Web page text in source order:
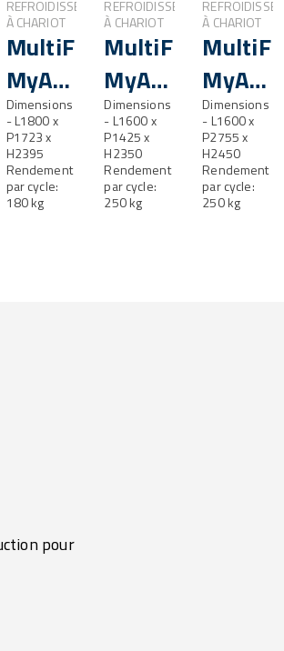
REFROIDISSEMENT
À CHARIOT
MultiFresh®
MyA
MultiFresh®
MyA
180.2
L
Dimensions
- L1800 x
P1723 x
H2395
Rendement
par cycle:
180 kg
REFROIDISSEMENT
À CHARIOT
MultiFresh®
MyA
250.2
Dimensions
- L1600 x
P1425 x
H2350
Rendement
par cycle:
250 kg
À CHARIOT
MyA
250.2
2T
Dimensions
- L1600 x
P2755 x
H2450
Rendement
par cycle:
250 kg
pour